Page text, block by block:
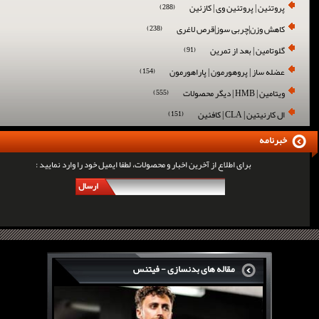
پروتئین | پروتئین وی | کازئین (288)
کاهش وزن|چربی سوز|قرص لاغری (238)
گلوتامین | بعد از تمرین (91)
عضله ساز | پروهورمون | پاراهورمون (154)
ویتامین | HMB | دیگر محصولات (555)
ال کارنیتین | CLA | کافئین (151)
برای اطلاع از آخرین اخبار و محصولات، لطفا ایمیل خود را وارد نمایید :
ارسال
خبرنامه
مقاله های بدنسازی - فیتنس